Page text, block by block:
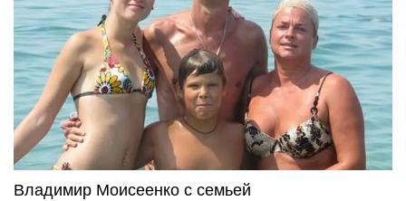
Владимир Моисеенко с семьей